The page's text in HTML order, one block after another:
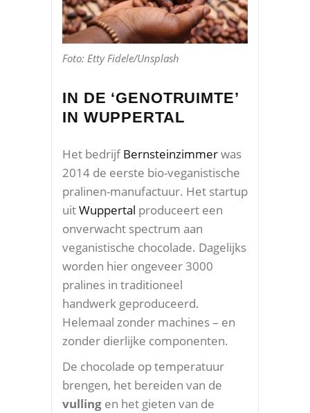
Foto: Etty Fidele/Unsplash
IN DE ‘GENOTRUIMTE’
IN WUPPERTAL
Het bedrijfBernsteinzimmerwas
2014 de eerste bio-veganistische
pralinen-manufactuur. Het startup
uitWuppertal produceert een
onverwacht spectrum aan
veganistische chocolade. Dagelijks
worden hier ongeveer 3000
pralines in traditioneel
handwerk geproduceerd.
Helemaal zonder machines – en
zonder dierlijke componenten.
De chocolade op temperatuur
brengen, het bereiden van de
vulling en het gieten van de